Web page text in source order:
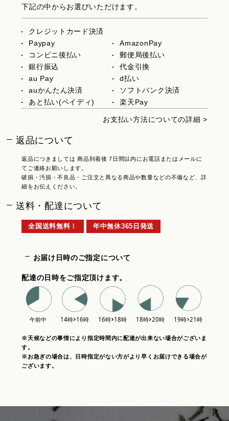
下記の中からお選びいただけます。
クレジットカード決済
Paypay
AmazonPay
コンビニ後払い
郵便局後払い
銀行振込
代金引換
au Pay
d払い
auかんたん決済
ソフトバンク決済
あと払い(ペイディ)
楽天Pay
お支払い方法についての詳細 >
返品について
返品につきましては 商品到着後 7日間以内にお電話またはメールに
てご連絡お願いします。
破損・汚損・不良品・ご注文と異なる商品や数量などの不備など、詳
細をお伝えください。
送料・配達について
全国送料無料！ 年中無休365日発送
お届け日時のご指定について
配達の日時をご指定頂けます。
※天候などの事情により指定時間内に配達が出来ない場合がございま
す。
※お急ぎの場合は、日時指定がない方がより早くお届けできる場合が
ございます。